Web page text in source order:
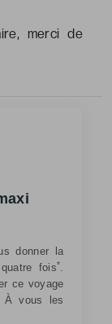
merci de
donner la
fois*.
ce voyage
À vous les